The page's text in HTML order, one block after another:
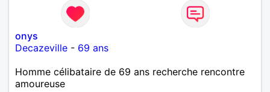
onys
Decazeville - 69 ans
Homme célibataire de 69 ans recherche rencontre
amoureuse